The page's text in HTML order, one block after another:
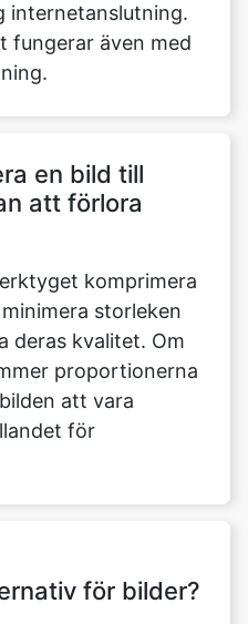
en bild till
komprimera
storleken
kvalitet. Om
proportionerna
att vara
för
för att
grafikfil i byte
bibehålls på